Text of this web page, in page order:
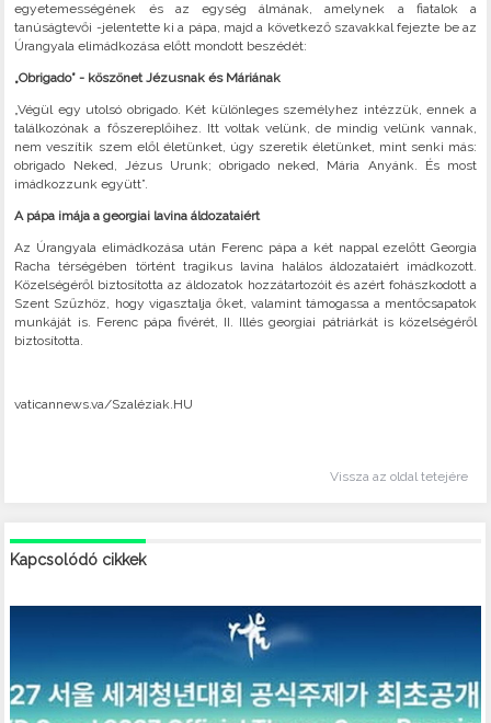
egyetemességének és az egység álmának, amelynek a fiatalok a
tanúságtevői -jelentette ki a pápa, majd a következő szavakkal fejezte be az
Úrangyala elimádkozása előtt mondott beszédét:
„Obrigado” - köszönet Jézusnak és Máriának
„Végül egy utolsó obrigado. Két különleges személyhez intézzük, ennek a
találkozónak a főszereplőihez. Itt voltak velünk, de mindig velünk vannak,
nem veszítik szem elől életünket, úgy szeretik életünket, mint senki más:
obrigado Neked, Jézus Urunk; obrigado neked, Mária Anyánk. És most
imádkozzunk együtt”.
A pápa imája a georgiai lavina áldozataiért
Az Úrangyala elimádkozása után Ferenc pápa a két nappal ezelőtt Georgia
Racha térségében történt tragikus lavina halálos áldozataiért imádkozott.
Közelségéről biztosította az áldozatok hozzátartozóit és azért fohászkodott a
Szent Szűzhöz, hogy vigasztalja őket, valamint támogassa a mentőcsapatok
munkáját is. Ferenc pápa fivérét, II. Illés georgiai pátriárkát is közelségéről
biztosította.
vaticannews.va/Szaléziak.HU
Vissza az oldal tetejére
Kapcsolódó cikkek